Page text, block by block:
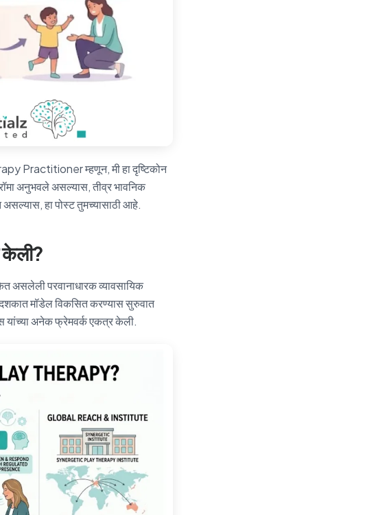
Practitioner म्हणून, मी हा दृष्टिकोन
अनुभवले असल्यास, तीव्र भावनिक
असल्यास, हा पोस्ट तुमच्यासाठी आहे.
परवानाधारक व्यावसायिक
मॉडेल विकसित करण्यास सुरुवात
अनेक फ्रेमवर्क एकत्र केली.